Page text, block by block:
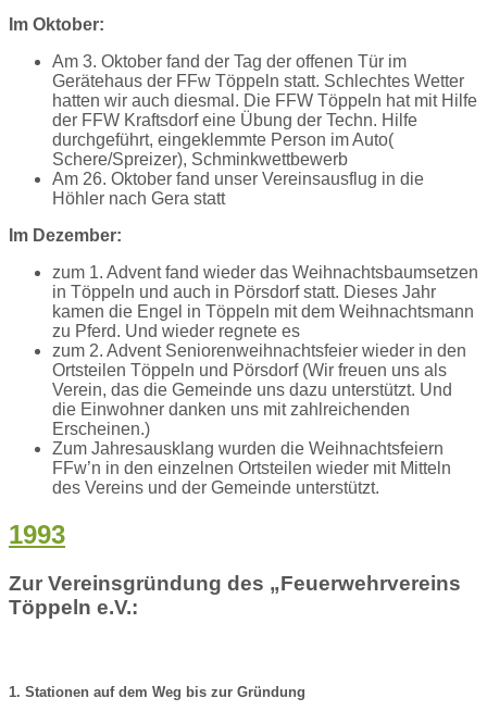
Im Oktober:
Am 3. Oktober fand der Tag der offenen Tür im
Gerätehaus der FFw Töppeln statt. Schlechtes Wetter
hatten wir auch diesmal. Die FFW Töppeln hat mit Hilfe
der FFW Kraftsdorf eine Übung der Techn. Hilfe
durchgeführt, eingeklemmte Person im Auto(
Schere/Spreizer), Schminkwettbewerb
Am 26. Oktober fand unser Vereinsausflug in die
Höhler nach Gera statt
Im Dezember:
zum 1. Advent fand wieder das Weihnachtsbaumsetzen
in Töppeln und auch in Pörsdorf statt. Dieses Jahr
kamen die Engel in Töppeln mit dem Weihnachtsmann
zu Pferd. Und wieder regnete es
zum 2. Advent Seniorenweihnachtsfeier wieder in den
Ortsteilen Töppeln und Pörsdorf (Wir freuen uns als
Verein, das die Gemeinde uns dazu unterstützt. Und
die Einwohner danken uns mit zahlreichenden
Erscheinen.)
Zum Jahresausklang wurden die Weihnachtsfeiern
FFw’n in den einzelnen Ortsteilen wieder mit Mitteln
des Vereins und der Gemeinde unterstützt.
1993
Zur Vereinsgründung des „Feuerwehrvereins
Töppeln e.V.:
1. Stationen auf dem Weg bis zur Gründung